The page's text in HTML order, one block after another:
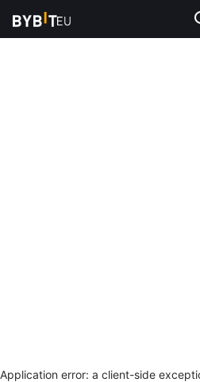
Application error: a client-side